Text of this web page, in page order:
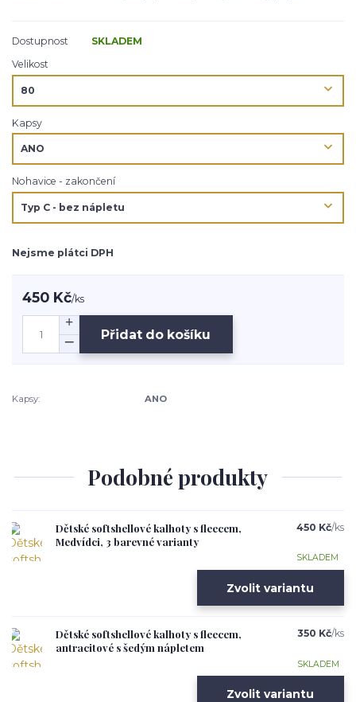
Dostupnost
SKLADEM
Velikost
Kapsy
Nohavice - zakončení
Nejsme plátci DPH
450 Kč/ks
Přidat do košíku
Kapsy: ANO
Podobné produkty
Dětské softshellové kalhoty s fleecem,
Medvídci, 3 barevné varianty
450 Kč/ks
SKLADEM
Zvolit variantu
Dětské softshellové kalhoty s fleecem,
antracitové s šedým nápletem
350 Kč/ks
SKLADEM
Zvolit variantu